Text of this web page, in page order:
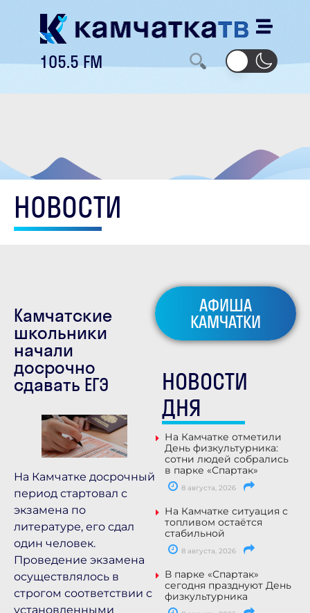
105.5 FM
НОВОСТИ
Камчатские
школьники
начали
досрочно
сдавать ЕГЭ
На Камчатке досрочный
период стартовал с
экзамена по
литературе, его сдал
один человек.
Проведение экзамена
осуществлялось в
строгом соответствии с
установленными
АФИША
КАМЧАТКИ
НОВОСТИ
ДНЯ
На Камчатке отметили
День физкультурника:
сотни людей собрались
в парке «Спартак»
8 августа, 2026
На Камчатке ситуация с
топливом остаётся
стабильной
8 августа, 2026
В парке «Спартак»
сегодня празднуют День
физкультурника